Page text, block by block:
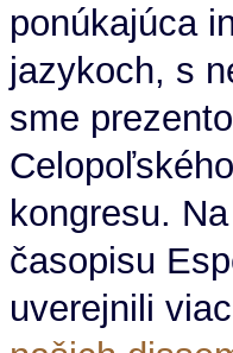
ponúkajúca
jazykoch, s
sme
kongresu.
časopisu
uverejnili